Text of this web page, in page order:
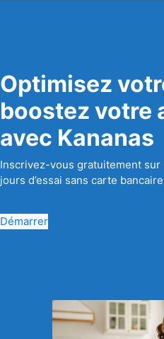
Optimisez
boostez votre
avec Kananas
Inscrivez-vous gratuitement
jours d’essai sans carte
Démarrer